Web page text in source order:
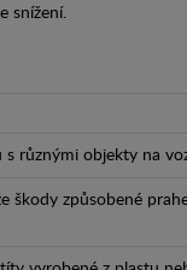
snížení.
různými objekty na
škody způsobené